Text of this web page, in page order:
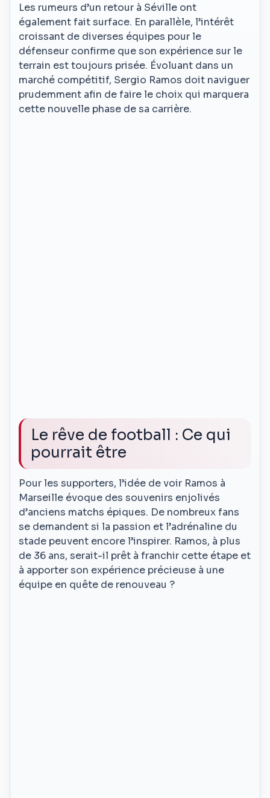
Les rumeurs d’un retour à Séville ont
également fait surface. En parallèle, l’intérêt
croissant de diverses équipes pour le
défenseur confirme que son expérience sur le
terrain est toujours prisée. Évoluant dans un
marché compétitif, Sergio Ramos doit naviguer
prudemment afin de faire le choix qui marquera
cette nouvelle phase de sa carrière.
Le rêve de football : Ce qui
pourrait être
Pour les supporters, l’idée de voir Ramos à
Marseille évoque des souvenirs enjolivés
d’anciens matchs épiques. De nombreux fans
se demandent si la passion et l’adrénaline du
stade peuvent encore l’inspirer. Ramos, à plus
de 36 ans, serait-il prêt à franchir cette étape et
à apporter son expérience précieuse à une
équipe en quête de renouveau ?